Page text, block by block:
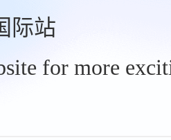
际站
for more
区 海淀区